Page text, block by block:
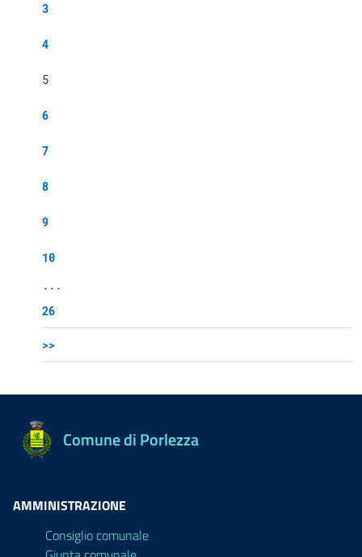
3
4
5
6
7
8
9
10
...
26
>>
Comune di Porlezza
AMMINISTRAZIONE
Consiglio comunale